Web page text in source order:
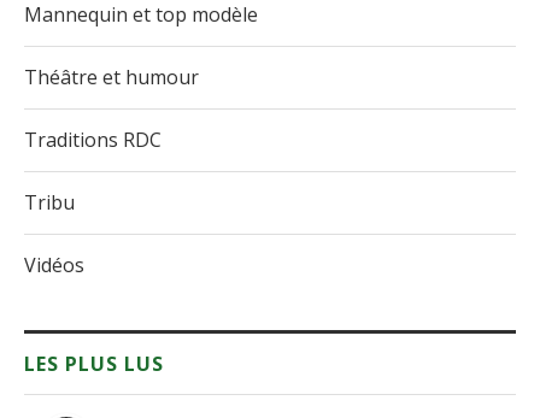
Mannequin et top modèle
Théâtre et humour
Traditions RDC
Tribu
Vidéos
LES PLUS LUS